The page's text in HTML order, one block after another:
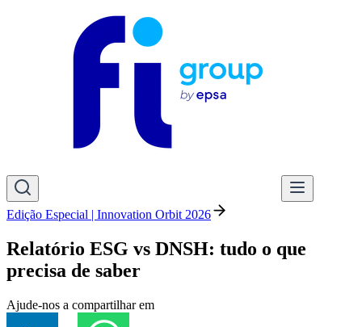
Edição Especial | Innovation Orbit 2026
Relatório ESG vs DNSH: tudo o que
precisa de saber
Ajude-nos a compartilhar em